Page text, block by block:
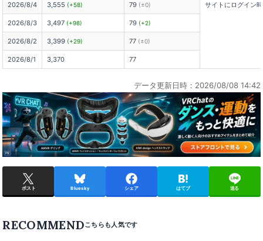
サイトにログイン
2026/8/4 3,555 (+58) 79 (±0)
2026/8/3 3,497 (+98) 79 (+2)
2026/8/2 3,399 (+29) 77 (±0)
2026/8/1 3,370 77
データ更新日時：2026/08/08 14:42
ポスト Bluesky シェア はてブ 送る
RECOMMEND